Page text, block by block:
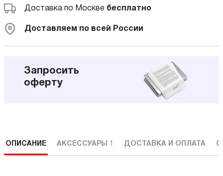
Доставка по Москве бесплатно
Доставляем по всей России
Запросить
оферту
ОПИСАНИЕ АКСЕССУАРЫ 1 ДОСТАВКА И ОПЛАТА